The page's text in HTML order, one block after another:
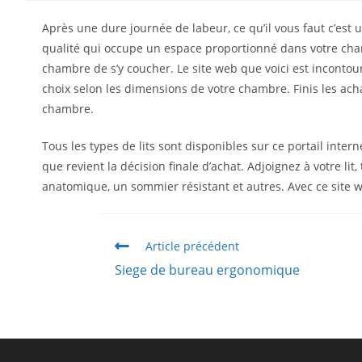
Après une dure journée de labeur, ce qu’il vous faut
qualité qui occupe un espace proportionné dans votre
chambre de s’y coucher. Le site web que voici est
choix selon les dimensions de votre chambre. Finis les
chambre.
Tous les types de lits sont disponibles sur ce portail
que revient la décision finale d’achat. Adjoignez à votre
anatomique, un sommier résistant et autres. Avec ce site
Article précédent
Siege de bureau ergonomique